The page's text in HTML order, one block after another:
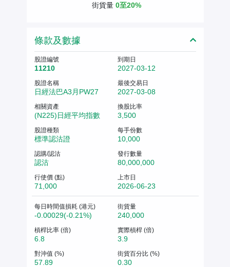
街貨量 0至20%
條款及數據
股證編號
11210
到期日
2027-03-12
股證名稱
日經法巴A3月PW27
最後交易日
2027-03-08
相關資產
(N225)日經平均指數
換股比率
3,500
股證種類
標準認沽證
每手份數
10,000
認購/認沽
認沽
發行數量
80,000,000
行使價 (點)
71,000
上市日
2026-06-23
每日時間值損耗 (港元)
-0.00029(-0.21%)
街貨量
240,000
槓桿比率 (倍)
6.8
實際槓桿 (倍)
3.9
對沖值 (%)
57.89
街貨百分比 (%)
0.30